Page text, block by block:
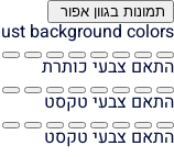
בגוון אפור
Adjust background
כותרת
צבעי טקסט
צבעי טקסט